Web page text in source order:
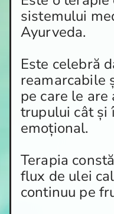
sistemului
Ayurveda.
Este celebră
reamarcabile
pe care le
trupului cât și
emoțional.
Terapia
flux de ulei
continuu pe